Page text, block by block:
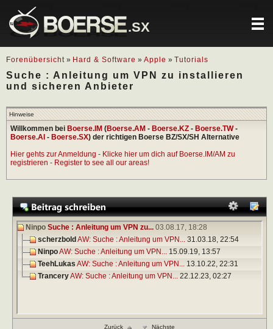
.SX
Forenübersicht » Hard & Software » Apple » Tutorials
Suche : Anleitung um VPN zu installieren
und sicheren Anbieter
Hinweise
Willkommen bei Boerse.IM (Boerse.AM - Boerse.KZ - Boerse.TW-
Boerse.AI - Boerse.SX) der richtigen Boerse BZ/SX/SH Alternative
Hier gehts zur Anmeldung - Klicke hier um dich auf Boerse.IM/AM zu
registrieren - Register to see all our areas!
Ninpo Suche : Anleitung um VPN zu... 03.08.17, 18:28
scherzboldAW: Suche : Anleitung um VPN... 31.03.18, 22:54
NinpoAW: Suche : Anleitung um VPN... 15.09.19, 13:57
TeehLukas AW: Suche : Anleitung um VPN... 13.10.22, 22:31
TranceryAW: Suche : Anleitung um VPN... 22.12.23, 02:27
Zurück Nächste